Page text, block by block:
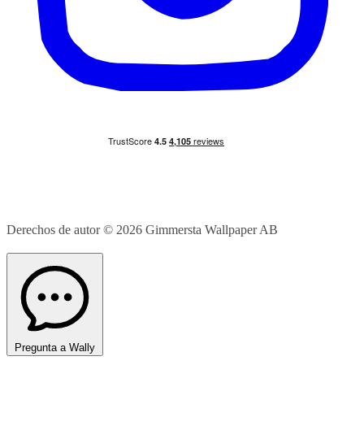
Derechos de autor © 2026 Gimmersta Wallpaper AB
Pregunta a Wally